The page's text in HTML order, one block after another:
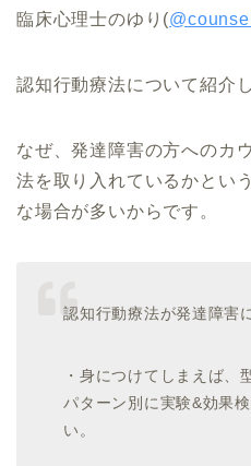
臨床心理士のゆり(
認知行動療法について紹介
なぜ、発達障害の方へのカ
法を取り入れているかとい
な場合が多いからです。
認知行動療法が発達障害
・身につけてしまえば、
パターン別に実験&効果
い。